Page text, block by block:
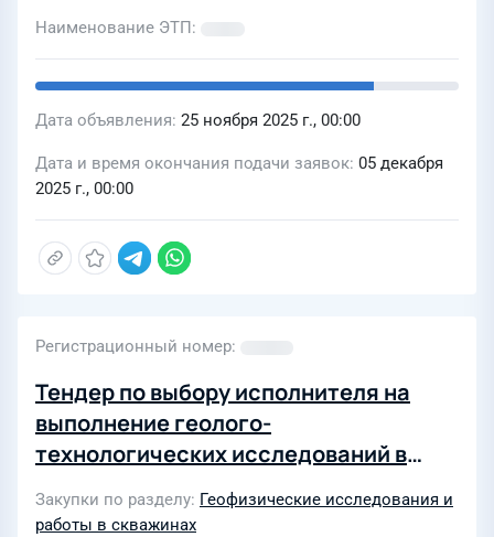
Наименование ЭТП
Дата объявления 25 ноября 2025 г., 00:00
Дата и время окончания подачи заявок 05 декабря
2025 г., 00:00
Регистрационный номер
Тендер по выбору исполнителя на
выполнение геолого-
технологических исследований в
скважине №5 Георгиевского
месторождения
Закупки по разделу Геофизические исследования и
работы в скважинах